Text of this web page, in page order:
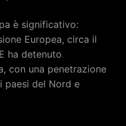
è significativo:
Europea, circa il
ha detenuto
con una penetrazione
paesi del Nord e